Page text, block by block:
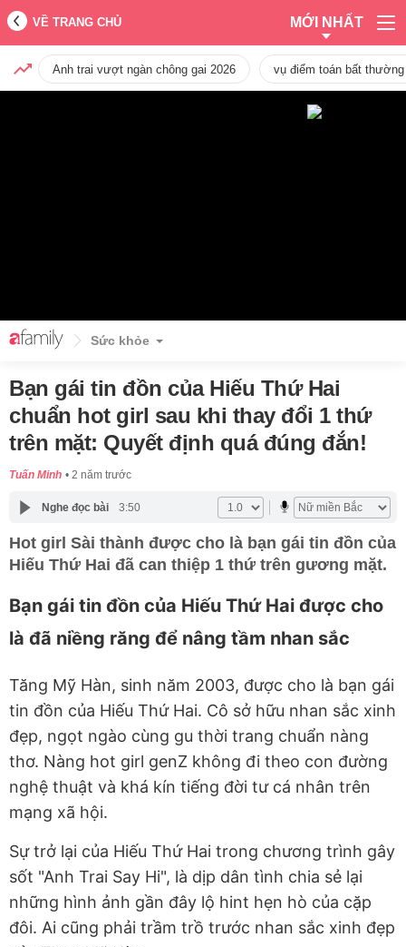
VỀ TRANG CHỦ MỚI NHẤT
Anh trai vượt ngàn chông gai 2026 vụ điểm toán bất
Sức khỏe
Bạn gái tin đồn của Hiếu Thứ Hai
chuẩn hot girl sau khi thay đổi 1 thứ
trên mặt: Quyết định quá đúng đắn!
Tuấn Minh 2 năm trước
Nghe đọc bài 3:50
Hot girl Sài thành được cho là bạn gái tin đồn của
Hiếu Thứ Hai đã can thiệp 1 thứ trên gương mặt.
Bạn gái tin đồn của Hiếu Thứ Hai được cho
là đã niềng răng để nâng tầm nhan sắc
Tăng Mỹ Hàn, sinh năm 2003, được cho là bạn gái
tin đồn của Hiếu Thứ Hai. Cô sở hữu nhan sắc xinh
đẹp, ngọt ngào cùng gu thời trang chuẩn nàng
thơ. Nàng hot girl genZ không đi theo con đường
nghệ thuật và khá kín tiếng đời tư cá nhân trên
mạng xã hội.
Sự trở lại của Hiếu Thứ Hai trong chương trình gây
sốt "Anh Trai Say Hi", là dịp dân tình chia sẻ lại
những hình ảnh gần đây lộ hint hẹn hò của cặp
đôi. Ai cũng phải trầm trồ trước nhan sắc xinh đẹp